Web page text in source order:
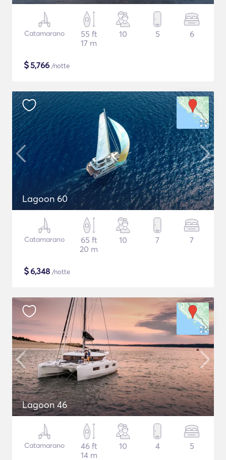
Catamarano
55 ft
17 m
10 5 6
$5,766 /notte
Lagoon 60
Catamarano
65 ft
20 m
10 7 7
$6,348 /notte
Lagoon 46
Catamarano
46 ft
14 m
10 4 5